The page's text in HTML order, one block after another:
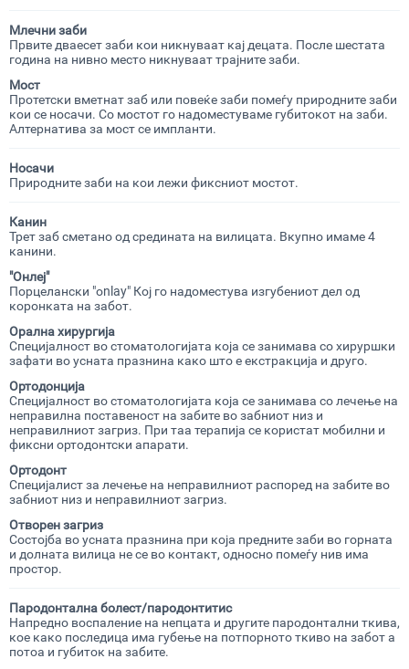
Млечнизаби
Првите дваесет заби кои никнуваат кај децата. После шестата
година на нивно место никнуваат трајните заби.
Мост
Протетски вметнат заб или повеќе заби помеѓу природните заби
кои се носачи. Со мостот го надоместуваме губитокот на заби.
Алтернатива за мост се импланти.
Носачи
Природните заби на кои лежи фиксниот мостот.
Канин
Трет заб сметано од средината на вилицата. Вкупно имаме 4
канини.
"Онлеј"
Порцелански "оnlay" Кој го надоместува изгубениот дел од
коронката на забот.
Оралнахирургија
Специјалност во стоматологијата која се занимава со хируршки
зафати во усната празнина како што е екстракција и друго.
Ортодонција
Специјалност во стоматологијата која се занимава со лечење на
неправилна поставеност на забите во забниот низ и
неправилниот загриз. При таа терапија се користат мобилни и
фиксни ортодонтски апарати.
Ортодонт
Специјалист за лечење на неправилниот распоред на забите во
забниот низ и неправилниот загриз.
Отворензагриз
Состојба во усната празнина при која предните заби во горната
и долната вилица не се во контакт, односно помеѓу нив има
простор.
Пародонтална болест/пародонтитис
Напредно воспаление на непцата и другите пародонтални ткива,
кое како последица има губење на потпорното ткиво на забот а
потоа и губиток на забите.